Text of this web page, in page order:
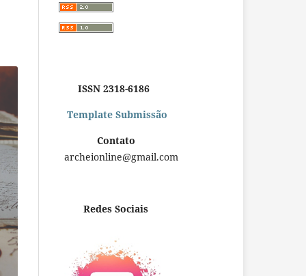
ISSN 2318-6186
Template Submissão
Contato
archeionline@gmail.com
Redes Sociais